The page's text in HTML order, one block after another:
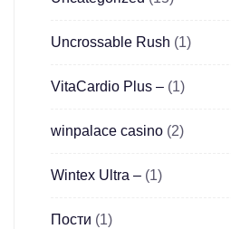
Uncrossable Rush (1)
VitaCardio Plus – (1)
winpalace casino (2)
Wintex Ultra – (1)
Пости (1)